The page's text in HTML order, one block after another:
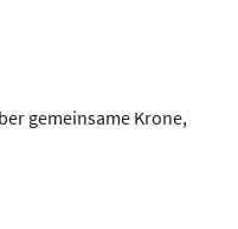
gemeinsame Krone,